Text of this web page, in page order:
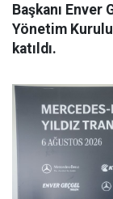
Başkanı Enver
Yönetim
katıldı.